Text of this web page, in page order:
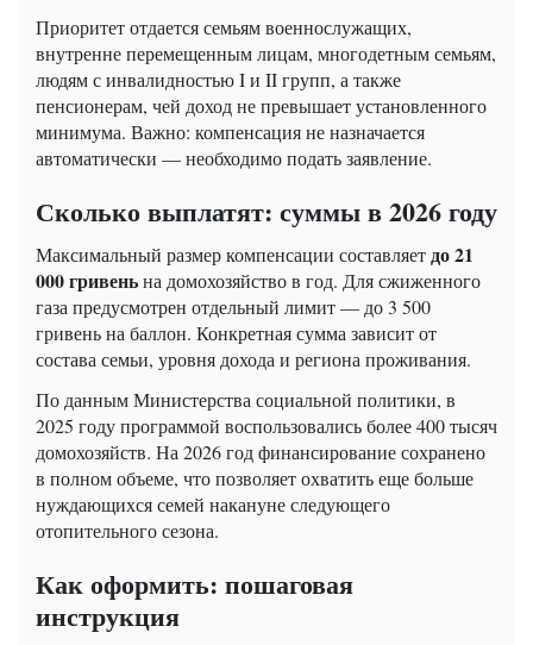
Приоритет отдается семьям военнослужащих,
внутренне перемещенным лицам, многодетным семьям,
людям с инвалидностью I и II групп, а также
пенсионерам, чей доход не превышает установленного
минимума. Важно: компенсация не назначается
автоматически — необходимо подать заявление.
Сколько выплатят: суммы в 2026 году
Максимальный размер компенсации составляетдо 21
000 гривеньна домохозяйство в год. Для сжиженного
газа предусмотрен отдельный лимит — до 3 500
гривень на баллон. Конкретная сумма зависит от
состава семьи, уровня дохода и региона проживания.
По данным Министерства социальной политики, в
2025 году программой воспользовались более 400 тысяч
домохозяйств. На 2026 год финансирование сохранено
в полном объеме, что позволяет охватить еще больше
нуждающихся семей накануне следующего
отопительного сезона.
Как оформить: пошаговая
инструкция